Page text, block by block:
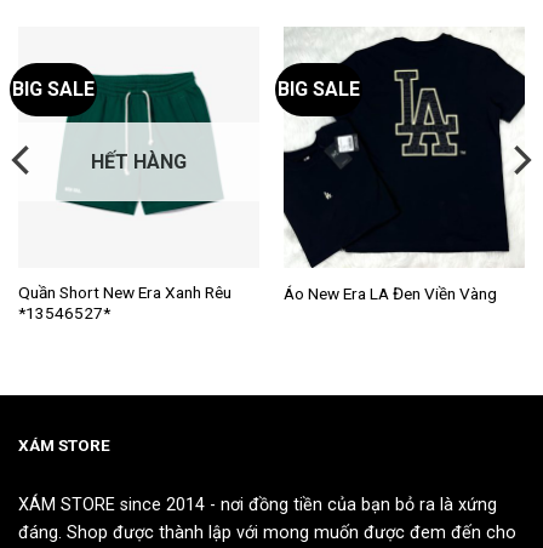
BIG SALE
HẾT HÀNG
Quần Short New Era Xanh Rêu
*13546527*
Sản
phẩm
nhiều
thể.
tùy
BIG SALE
Áo New Era LA Đen Viền Vàng
Sản
nhiều
tùy
chọn
XÁM STORE
XÁM STORE since 2014 - nơi đồng tiền của bạn bỏ ra là xứng
đáng. Shop được thành lập với mong muốn được đem đến cho